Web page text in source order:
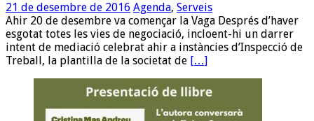
21 de desembre de 2016 Agenda, Serveis
Ahir 20 de desembre va començar la Vaga Després d’haver
esgotat totes les vies de negociació, incloent-hi un darrer
intent de mediació celebrat ahir a instàncies d’Inspecció de
Treball, la plantilla de la societat de […]